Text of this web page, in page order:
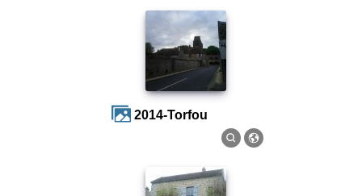
2014-Torfou